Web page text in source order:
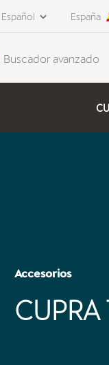
Español España
Buscador avanzado
Accesorios